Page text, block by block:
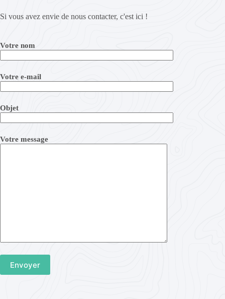
Si vous avez envie de nous contacter, c'est ici !
Votre nom
Votre e-mail
Objet
Votre message